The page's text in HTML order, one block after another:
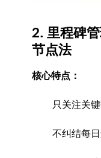
2. 里程碑
节点法
核心特点：
只关注关
不纠结每